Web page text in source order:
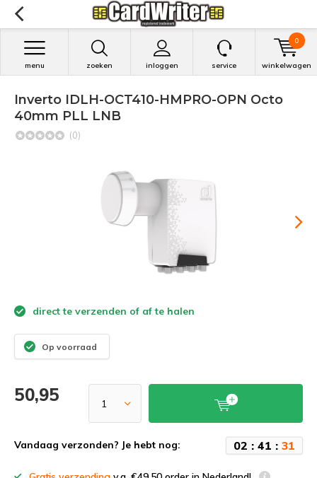
zoeken inloggen
menu service winkelwagen
0
Inverto IDLH-OCT410-HMPRO-OPN Octo
40mm PLL LNB
(0)
direct te verzenden of af te halen
Op voorraad
50,95
Vandaag verzonden? Je hebt nog: 02 : 41 : 30